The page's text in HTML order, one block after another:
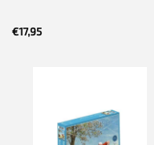
€17,95